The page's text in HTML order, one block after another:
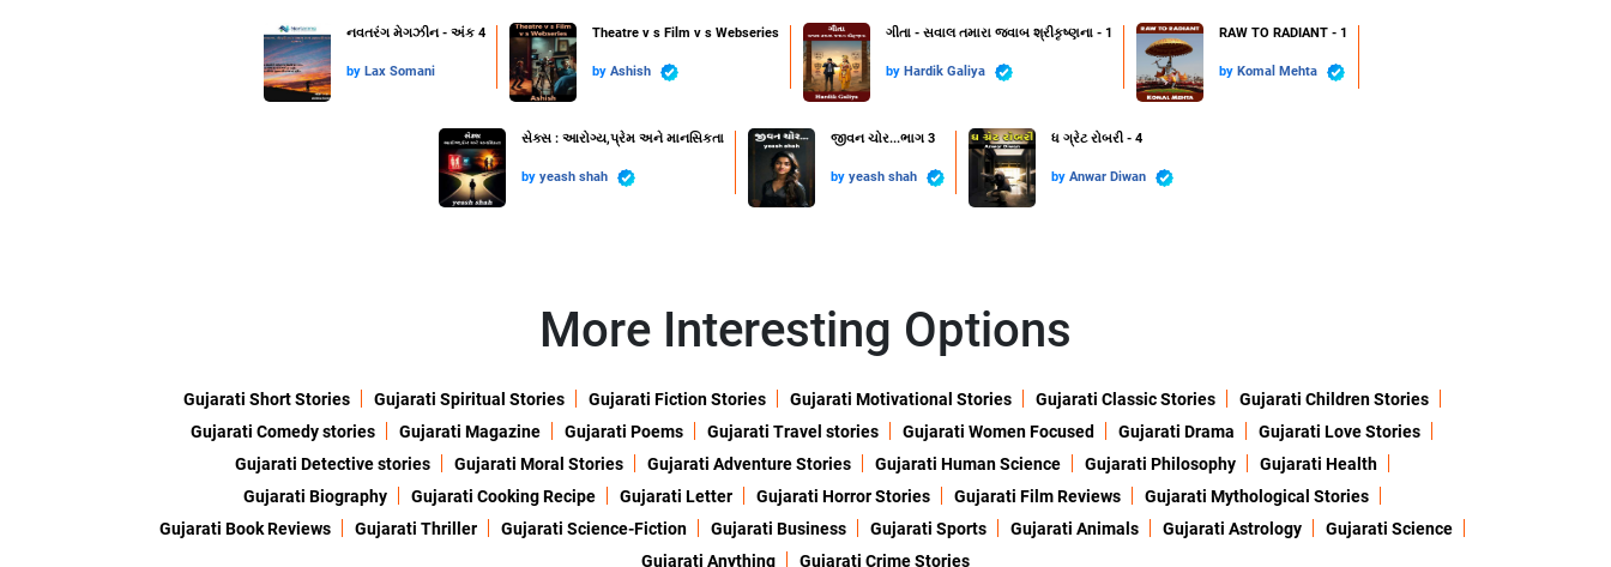
નવતરંગ મેગઝીન - અંક 4
by Lax Somani
Theatre v s Film v s Webseries
by Ashish
ગીતા - સવાલ તમારા જવાબ શ્રીકૃષ્ણના - 1
by Hardik Galiya
RAW TO RADIANT - 1
by Komal Mehta
સેક્સ : આરોગ્ય,પ્રેમ અને માનસિકતા
by yeash shah
જીવન ચોર...ભાગ 3
by yeash shah
ધ ગ્રેટ રોબરી - 4
by Anwar Diwan
More Interesting Options
Gujarati Short Stories Gujarati Spiritual Stories Gujarati Fiction Stories Gujarati Motivational Stories Gujarati Classic Stories
Gujarati Children Stories
Gujarati Comedy stories
Gujarati Magazine Gujarati Poems Gujarati Travel stories Gujarati Women Focused Gujarati Drama
Gujarati Love Stories
Gujarati Detective stories
Gujarati Moral Stories Gujarati Adventure Stories Gujarati Human Science Gujarati Philosophy
Gujarati Health
Gujarati Biography
Gujarati Cooking Recipe Gujarati Letter Gujarati Horror Stories Gujarati Film Reviews
Gujarati Mythological Stories
Gujarati Book Reviews
Gujarati Thriller Gujarati Science-Fiction Gujarati Business Gujarati Sports Gujarati Animals Gujarati Astrology
Gujarati Science
Gujarati Anything
Gujarati Crime Stories